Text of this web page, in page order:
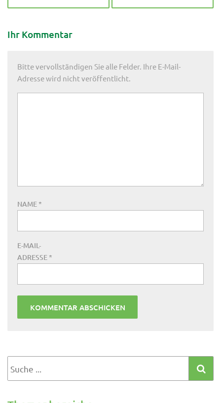
Ihr Kommentar
Bitte vervollständigen Sie alle Felder. Ihre E-Mail-
Adresse wird nicht veröffentlicht.
NAME*
E-MAIL-
ADRESSE*